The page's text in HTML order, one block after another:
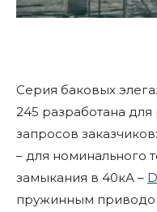
Серия баковых
245 разработана
запросов заказчиков:
– для номинального
замыкания в 40кА –
пружинным